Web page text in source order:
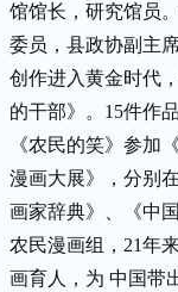
馆馆长，研究馆员
委员，县政协副主
创作进入黄金时代
的干部》。 15件作品
《农民的笑》参加
漫画大展》，分别
画家辞典》、《中
农民漫画组， 21年
画育人，为 中国带